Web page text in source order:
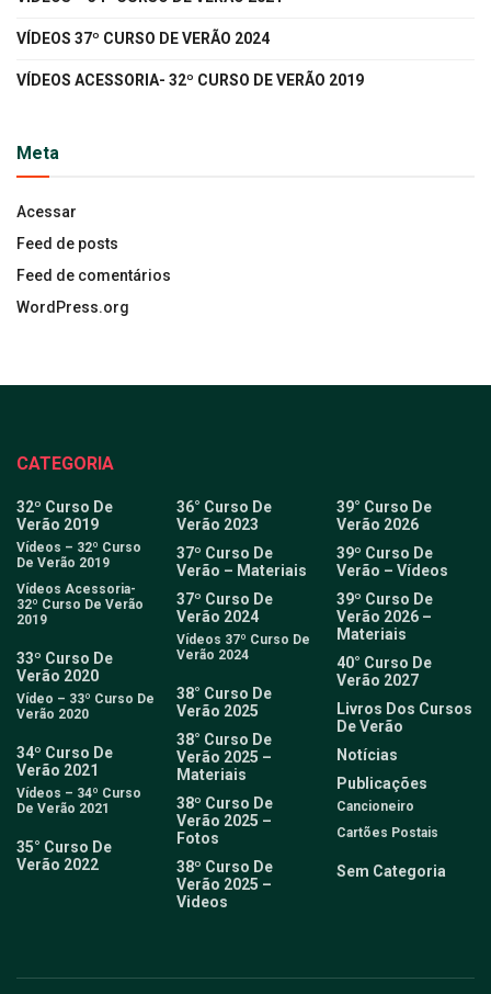
VÍDEOS 37º CURSO DE VERÃO 2024
VÍDEOS ACESSORIA- 32º CURSO DE VERÃO 2019
Meta
Acessar
Feed de posts
Feed de comentários
WordPress.org
CATEGORIA
32º Curso De
Verão 2019
Vídeos – 32º Curso
De Verão 2019
Vídeos Acessoria-
32º Curso De Verão
2019
33º Curso De
Verão 2020
Vídeo – 33º Curso De
Verão 2020
34º Curso De
Verão 2021
Vídeos – 34º Curso
De Verão 2021
35° Curso De
Verão 2022
36° Curso De
Verão 2023
37º Curso De
Verão – Materiais
37º Curso De
Verão 2024
Vídeos 37º Curso De
Verão 2024
38° Curso De
Verão 2025
38° Curso De
Verão 2025 –
Materiais
38º Curso De
Verão 2025 –
Fotos
38º Curso De
Verão 2025 –
Videos
39° Curso De
Verão 2026
39º Curso De
Verão – Vídeos
39º Curso De
Verão 2026 –
Materiais
40° Curso De
Verão 2027
Livros Dos Cursos
De Verão
Notícias
Publicações
Cancioneiro
Cartões Postais
Sem Categoria